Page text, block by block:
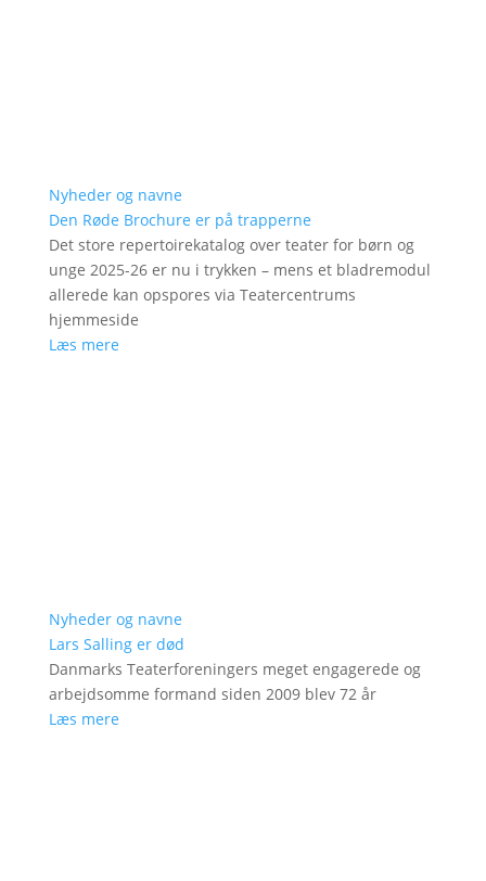
Nyheder og navne
Den Røde Brochure er på trapperne
Det store repertoirekatalog over teater for børn og
unge 2025-26 er nu i trykken – mens et bladremodul
allerede kan opspores via Teatercentrums
hjemmeside
Læs mere
Nyheder og navne
Lars Salling er død
Danmarks Teaterforeningers meget engagerede og
arbejdsomme formand siden 2009 blev 72 år
Læs mere